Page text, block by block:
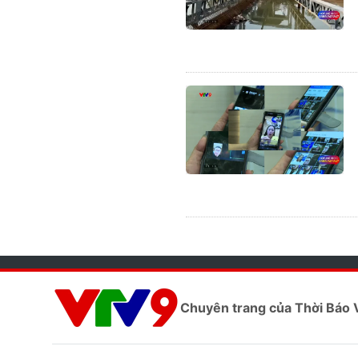
Chuyên trang của Thời Báo